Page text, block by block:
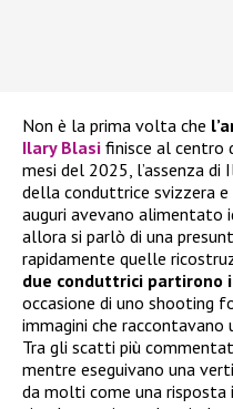
Non è la prima volta che
Ilary Blasi finisce al centro
mesi del 2025, l’assenza
della conduttrice svizzera
auguri avevano alimentato
allora si parlò di una
rapidamente quelle
due conduttrici partirono
occasione di uno shooting
immagini che raccontavano
Tra gli scatti più
mentre eseguivano una
da molti come una risposta